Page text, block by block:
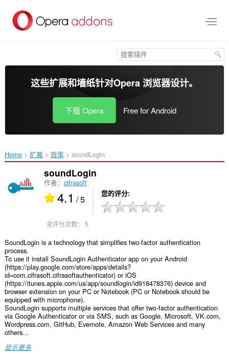
这些扩展和墙纸针对Opera 浏览器设计。
下载 Opera Free for Android
Home 扩展 效率 soundLogin‎
soundLogin
作者： cifrasoft
4.1 / 5 您的评分
总评分次数： 5
SoundLogin is a technology that simplifies two-factor authentication
process.
To use it install SoundLogin Authenticator app on your Android
(https://play.google.com/store/apps/details?
id=com.cifrasoft.cifrasoftauthenticator) or iOS
(https://itunes.apple.com/us/app/soundlogin/id918478376) device and
browser extension on your PC or Notebook (PC or Notebook should be
equipped with microphone).
SoundLogin supports multiple services that offer two-factor authentication
via Google Authenticator or via SMS, such as Google, Microsoft, VK.com,
Wordpress.com, GitHub, Evernote, Amazon Web Services and many
others...
显示更多